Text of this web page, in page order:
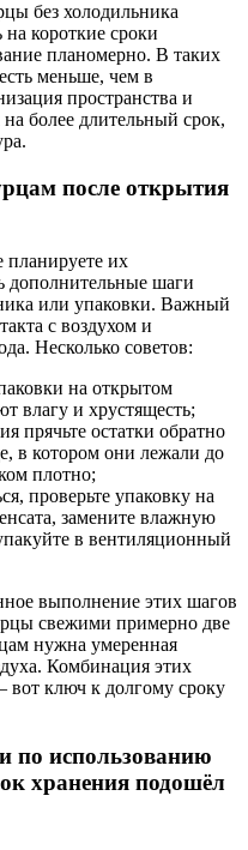
без холодильника
на короткие сроки
планомерно. В таких
меньше, чем в
пространства и
более длительный срок,
после открытия
их
дополнительные шаги
или упаковки. Важный
с воздухом и
Несколько советов:
на открытом
влагу и хрустящесть;
прячьте остатки обратно
в котором они лежали до
плотно;
проверьте упаковку на
замените влажную
в вентиляционный
выполнение этих шагов
свежими примерно две
нужна умеренная
Комбинация этих
вот ключ к долгому сроку
по использованию
хранения подошёл